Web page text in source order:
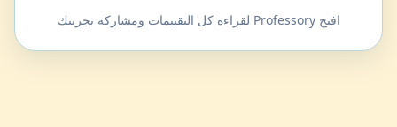
افتح Professory لقراءة كل التقييمات ومشاركة تجربتك